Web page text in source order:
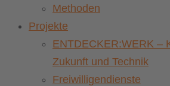
Methoden
Projekte
ENTDECKER:WERK –
Zukunft und Technik
Freiwilligendienste